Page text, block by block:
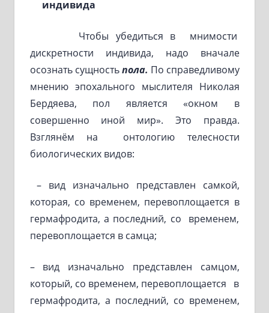
индивида
Чтобы убедиться в мнимости
дискретности индивида, надо вначале
осознать сущностьпола. По справедливому
мнению эпохального мыслителя Николая
Бердяева, пол является «окном в
совершенно иной мир». Это правда.
Взглянём на онтологию телесности
биологических видов:
– вид изначально представлен самкой,
которая, со временем, перевоплощается в
гермафродита, а последний, со временем,
перевоплощается в самца;
– вид изначально представлен самцом,
который, со временем, перевоплощается в
гермафродита, а последний, со временем,